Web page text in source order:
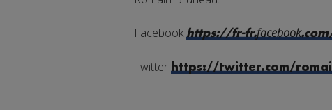
Facebook https://fr-fr.facebook
Twitter https://twitter.com/